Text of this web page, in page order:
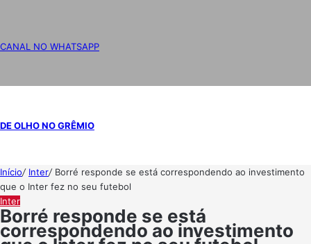
CANAL NO WHATSAPP
DE OLHO NO GRÊMIO
Início/ Inter/ Borré responde se está correspondendo ao investimento
que o Inter fez no seu futebol
Inter
Borré responde se está
correspondendo ao investimento